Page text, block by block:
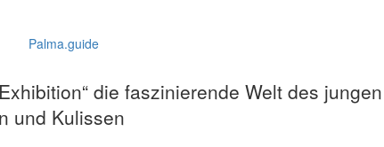
die faszinierende Welt des jungen
und Kulissen